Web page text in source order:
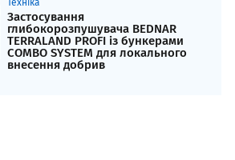
Техніка
Застосування
глибокорозпушувача BEDNAR
TERRALAND PROFI із бункерами
COMBO SYSTEM для локального
внесення добрив